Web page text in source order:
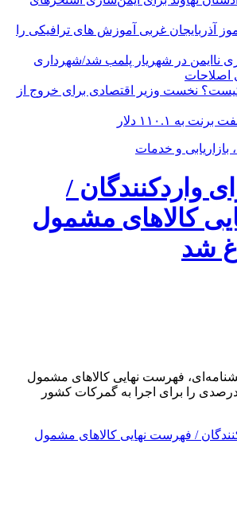
آموز آذربایجان غربی آموزش های ترافیکی را
ناایمن در شهریار پلمب شد/شهرداری
اصلاحات
نخست وزیر اقتصادی برای خروج از
به ۱۱۰.۱ دلار
بازاریابی و خدمات
واردکنندگان /
کالاهای مشمول
شد
فهرست نهایی کالاهای مشمول
را برای اجرا به گمرکات کشور